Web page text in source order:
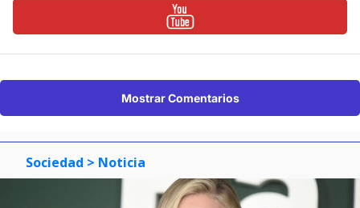
Mostrar Comentarios
Sociedad > Noticia